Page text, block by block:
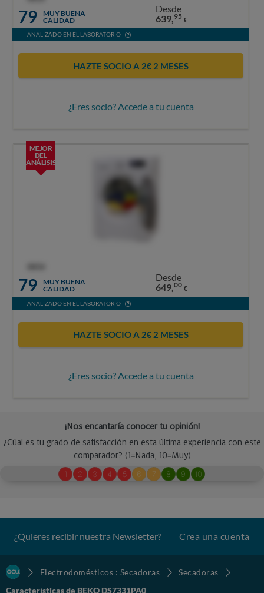
79
MUY BUENA
CALIDAD
Desde
639,95 €
ANALIZADO EN EL LABORATORIO
HAZTE SOCIO A 2€ 2 MESES
¿Eres socio? Accede a tu cuenta
MEJOR
DEL
ANÁLISIS
79
MUY BUENA
CALIDAD
Desde
649,00 €
ANALIZADO EN EL LABORATORIO
HAZTE SOCIO A 2€ 2 MESES
¿Eres socio? Accede a tu cuenta
¿Quieres recibir nuestra Newsletter? Crea una cuenta
Electrodomésticos : Secadoras
Secadoras
Características de BEKO DS7331PA0